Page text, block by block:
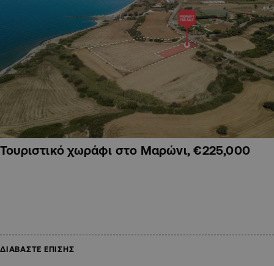
Τουριστικό χωράφι στο Μαρώνι, €225,000
ΔΙΑΒΑΣΤΕ ΕΠΙΣΗΣ